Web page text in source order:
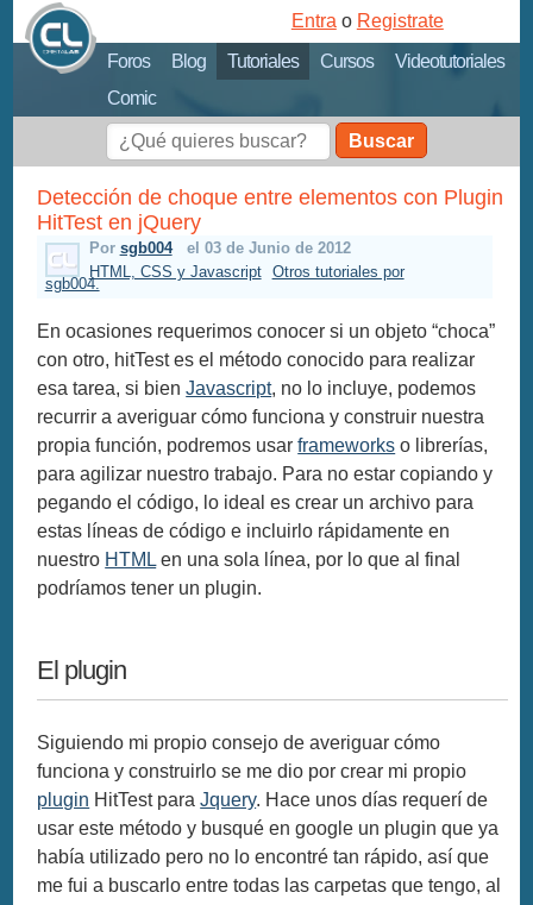
Foros Blog Tutoriales Cursos
Videotutoriales
Comic
Entra o Registrate
Buscar
Detección de choque entre elementos con Plugin
HitTest en jQuery
Por sgb004
el 03 de Junio de 2012
HTML, CSS y Javascript
Otros tutoriales por
sgb004.
En ocasiones requerimos conocer si un objeto “choca”
con otro, hitTest es el método conocido para realizar
esa tarea, si bienJavascript, no lo incluye, podemos
recurrir a averiguar cómo funciona y construir nuestra
propia función, podremos usarframeworks o librerías,
para agilizar nuestro trabajo. Para no estar copiando y
pegando el código, lo ideal es crear un archivo para
estas líneas de código e incluirlo rápidamente en
nuestro HTML en una sola línea, por lo que al final
podríamos tener un plugin.
El plugin
Siguiendo mi propio consejo de averiguar cómo
funciona y construirlo se me dio por crear mi propio
plugin HitTest paraJquery. Hace unos días requerí de
usar este método y busqué en google un plugin que ya
había utilizado pero no lo encontré tan rápido, así que
me fui a buscarlo entre todas las carpetas que tengo, al